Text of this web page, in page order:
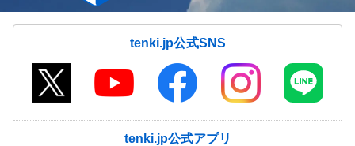
tenki.jp公式SNS
tenki.jp公式アプリ